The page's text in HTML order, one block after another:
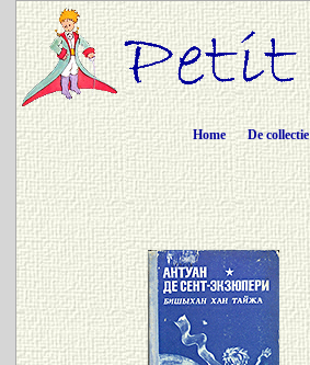
Home De collectie